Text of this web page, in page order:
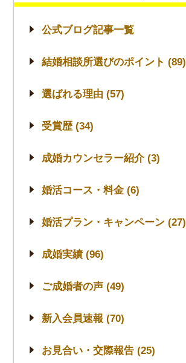
公式ブログ記事一覧
結婚相談所選びのポイント (89)
選ばれる理由 (57)
受賞歴 (34)
成婚カウンセラー紹介 (3)
婚活コース・料金 (6)
婚活プラン・キャンペーン (27)
成婚実績 (96)
ご成婚者の声 (49)
新入会員速報 (70)
お見合い・交際報告 (25)